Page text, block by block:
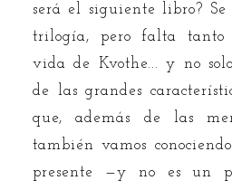
será el siguiente libro? Se
trilogía, pero falta tanto
vida de Kvothe... y no
de las grandes
que, además de las
también vamos
presente —y no es un